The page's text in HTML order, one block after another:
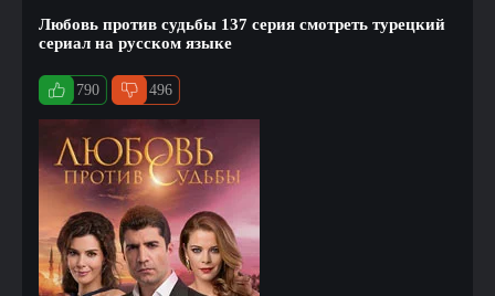
Любовь против судьбы 137 серия смотреть турецкий
сериал на русском языке
790 496